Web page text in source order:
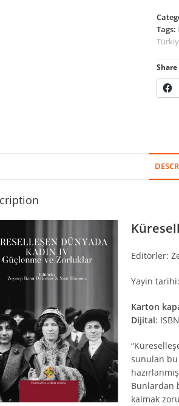
Tags:
Editörler:
Yayin
Karton
Dijital:
sunulan bu
Bunlardan
kalmak